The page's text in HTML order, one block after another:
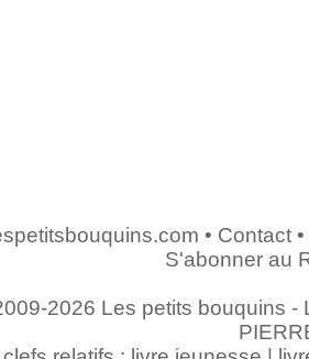
• Contact•
S'abonner au
2026 Les petits bouquins -